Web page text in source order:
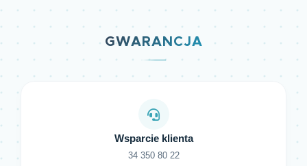
GWARANCJA
Wsparcie klienta
34 350 80 22